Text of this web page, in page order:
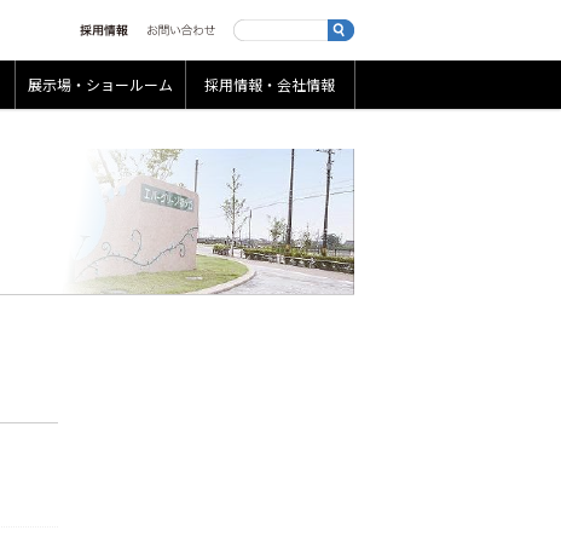
展示場・ショールーム 採用情報・会社情報